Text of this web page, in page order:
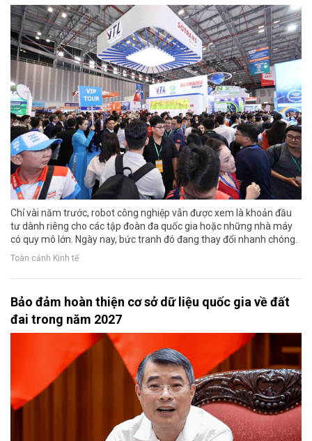
Chỉ vài năm trước, robot công nghiệp vẫn được xem là khoản đầu
tư dành riêng cho các tập đoàn đa quốc gia hoặc những nhà máy
có quy mô lớn. Ngày nay, bức tranh đó đang thay đổi nhanh chóng.
Toàn cảnh Kinh tế
Bảo đảm hoàn thiện cơ sở dữ liệu quốc gia về đất
đai trong năm 2027